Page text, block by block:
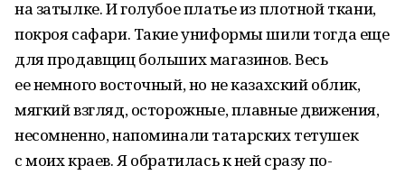
на затылке. И голубое платье из плотной ткани,
покроя сафари. Такие униформы шили тогда еще
для продавщиц больших магазинов. Весь
ее немного восточный, но не казахский облик,
мягкий взгляд, осторожные, плавные движения,
несомненно, напоминали татарских тетушек
с моих краев. Я обратилась к ней сразу по-